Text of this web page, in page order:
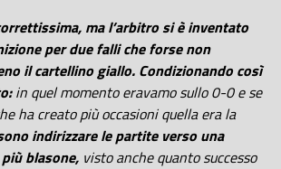
ma l’arbitro si è inventato
per due falli che forse non
il cartellino giallo. Condizionando così
in quel momento eravamo sullo 0-0 e se
ha creato più occasioni quella era la
indirizzare le partite verso una
blasone, visto anche quanto successo